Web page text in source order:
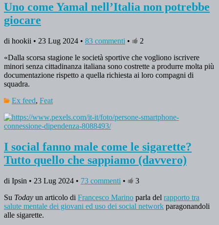
Uno come Yamal nell’Italia non potrebbe
giocare
di hookii • 23 Lug 2024 • 83 commenti •
2
«Dalla scorsa stagione le società sportive che vogliono iscrivere
minori senza cittadinanza italiana sono costrette a produrre molta più
documentazione rispetto a quella richiesta ai loro compagni di
squadra.
Ex feed, Feat
I social fanno male come le sigarette?
Tutto quello che sappiamo (davvero)
di Ipsin • 23 Lug 2024 • 73 commenti •
3
Su Today un articolo di Francesco Marino parla del rapporto tra
salute mentale dei giovani ed uso dei social network paragonandoli
alle sigarette.